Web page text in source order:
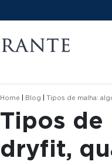
Home Blog Tipos de malha:
Tipos de
dryfit,